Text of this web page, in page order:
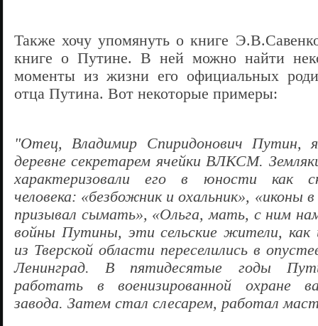
Также хочу упомянуть о книге
книге о Путине. В ней можно найти
моменты из жизни его официальных
отца Путина. Вот некоторые примеры:
"Отец, Владимир Спиридонович Путин,
деревне секретарем ячейки ВЛКСМ.
характеризовали его в юности как
человека: «безбожник и охальник», «иконы
призывал сымать», «Ольга, мать, с ним
войны Путины, эти сельские жители, как
из Тверской области переселились в
Ленинград. В пятидесятые годы
работать в военизированной охране
завода. Затем стал слесарем, работал